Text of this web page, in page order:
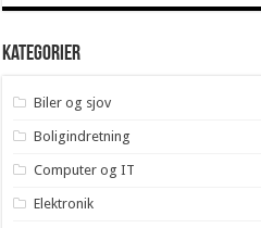
Kategorier
Biler og sjov
Boligindretning
Computer og IT
Elektronik